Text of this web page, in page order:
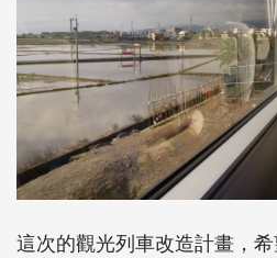
這次的觀光列車改造計畫，